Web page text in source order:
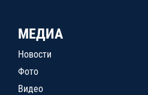
МЕДИА
Новости
Фото
Видео